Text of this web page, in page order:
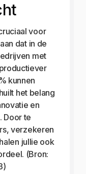
voor
dat in de
met
kunnen
het belang
en
Door te
verzekeren
jullie ook
(Bron: